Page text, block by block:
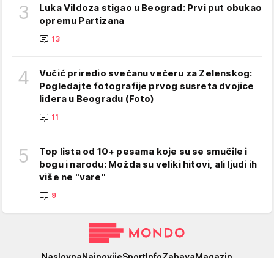
3
Luka Vildoza stigao u Beograd: Prvi put obukao
opremu Partizana
13
4
Vučić priredio svečanu večeru za Zelenskog:
Pogledajte fotografije prvog susreta dvojice
lidera u Beogradu (Foto)
11
5
Top lista od 10+ pesama koje su se smučile i
bogu i narodu: Možda su veliki hitovi, ali ljudi ih
više ne "vare"
9